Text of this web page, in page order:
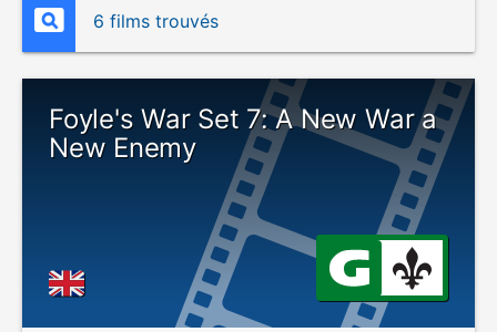
6 films trouvés
Foyle's War Set 7: A New War a
New Enemy